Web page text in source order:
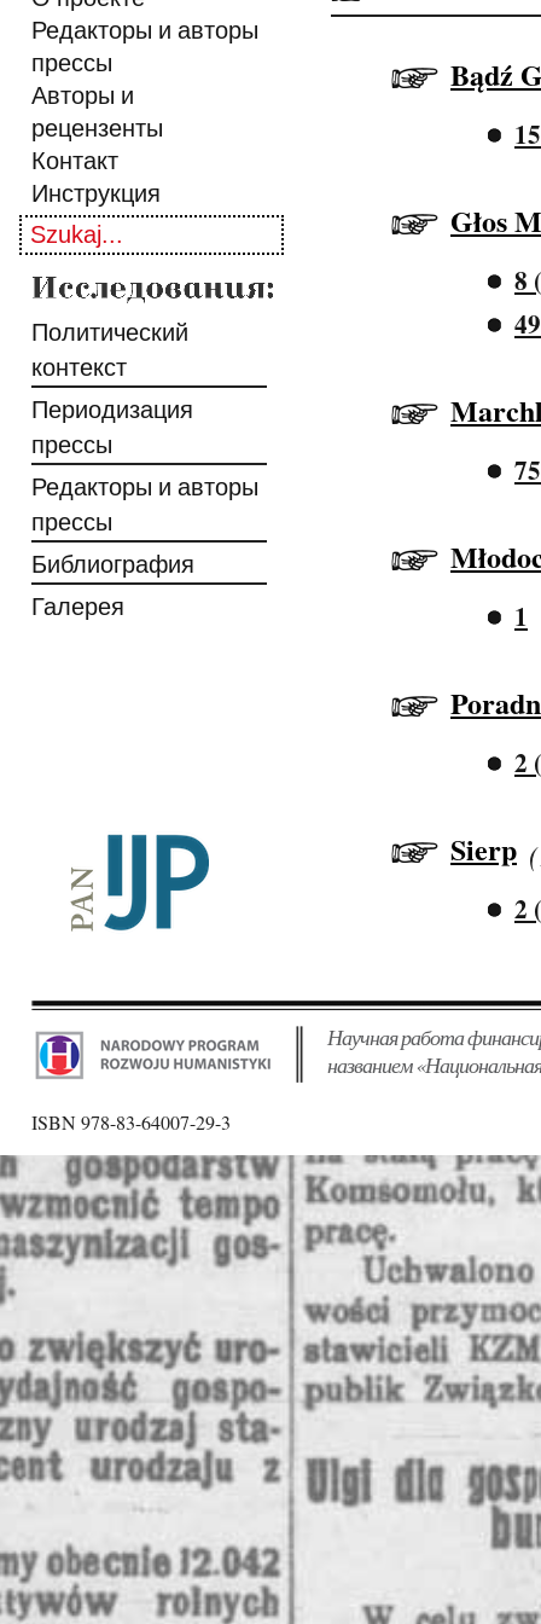
Редакторы и авторы
прессы
Авторы и
рецензенты
Контакт
Инструкция
Политический
контекст
Периодизация
прессы
Редакторы и авторы
прессы
Библиография
Галерея
Bądź
Głos
8
1
2
Sierp
2
Научная работа
названием
ISBN 978-83-64007-29-3